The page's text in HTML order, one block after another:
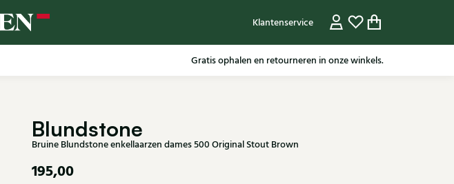
Klantenservice
Gratis ophalen en retourneren in onze winkels.
Blundstone
Bruine Blundstone enkellaarzen dames 500 Original Stout Brown
195,00